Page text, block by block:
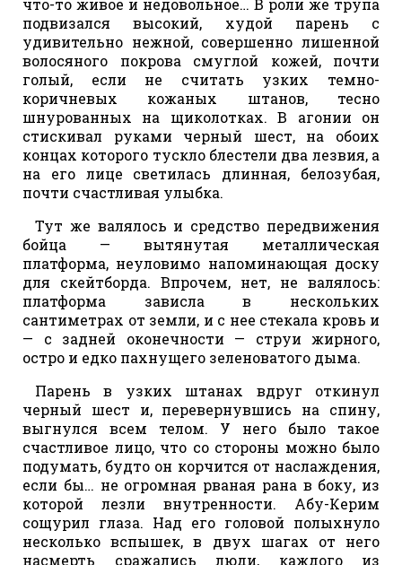
подвизался высокий, худой парень с
удивительно нежной, совершенно лишенной
волосяного покрова смуглой кожей, почти
голый, если не считать узких темно-
коричневых кожаных штанов, тесно
шнурованных на щиколотках. В агонии он
стискивал руками черный шест, на обоих
концах которого тускло блестели два лезвия, а
на его лице светилась длинная, белозубая,
почти счастливая улыбка.
Тут же валялось и средство передвижения
бойца — вытянутая металлическая
платформа, неуловимо напоминающая доску
для скейтборда. Впрочем, нет, не валялось:
платформа зависла в нескольких
сантиметрах от земли, и с нее стекала кровь и
— с задней оконечности — струи жирного,
остро и едко пахнущего зеленоватого дыма.
Парень в узких штанах вдруг откинул
черный шест и, перевернувшись на спину,
выгнулся всем телом. У него было такое
счастливое лицо, что со стороны можно было
подумать, будто он корчится от наслаждения,
если бы… не огромная рваная рана в боку, из
которой лезли внутренности. Абу-Керим
сощурил глаза. Над его головой полыхнуло
несколько вспышек, в двух шагах от него
насмерть сражались люди, каждого из